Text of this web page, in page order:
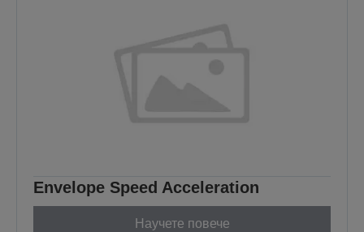
Envelope Speed Acceleration
Научете повече